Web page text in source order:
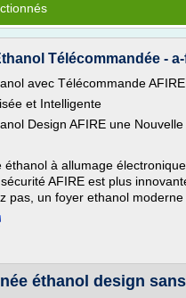
Télécommandée -
avec Télécommande AFIRE
et Intelligente
Design AFIRE une
éthanol à allumage
AFIRE est plus
pas, un foyer ethanol moderne
éthanol design